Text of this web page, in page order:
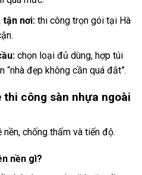
tận nơi:thi công trọn gói tại Hà
chọn loại đủ dùng, hợp túi
“nhà đẹp không cần quá đắt”.
thi công sàn nhựa ngoài
chống thấm và tiến độ.
nền gì?